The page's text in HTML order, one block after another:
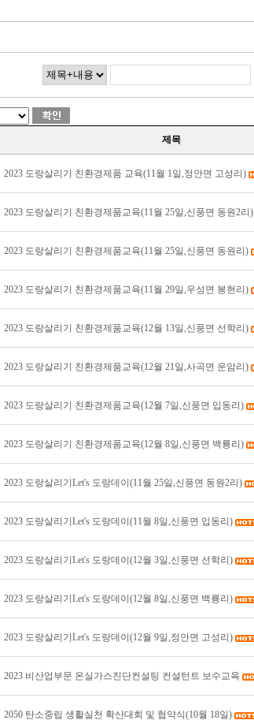
제목
2023 도랑살리기 친환경제품 교육(11월 1일,정안면 고성리)
2023 도랑살리기 친환경제품교육(11월 25일,신풍면 동원2리)
2023 도랑살리기 친환경제품교육(11월 25일,신풍면 동원리)
2023 도랑살리기 친환경제품교육(11월 29일,우성면 봉현리)
2023 도랑살리기 친환경제품교육(12월 13일,신풍면 선학리)
2023 도랑살리기 친환경제품교육(12월 21일,사곡면 운암리)
2023 도랑살리기 친환경제품교육(12월 7일,신풍면 입동리)
2023 도랑살리기 친환경제품교육(12월 8일,신풍면 백룡리)
2023 도랑살리기Let's 도랑데이(11월 25일,신풍면 동원2리)
2023 도랑살리기Let's 도랑데이(11월 8일,신풍면 입동리)
2023 도랑살리기Let's 도랑데이(12월 3일,신풍면 선학리)
2023 도랑살리기Let's 도랑데이(12월 8일,신풍면 백룡리)
2023 도랑살리기Let's 도랑데이(12월 9일,정안면 고성리)
2023 비산업부문 온실가스진단컨설팅 컨설턴트 보수교육
2050 탄소중립 생활실천 확산대회 및 협약식(10월 18일)